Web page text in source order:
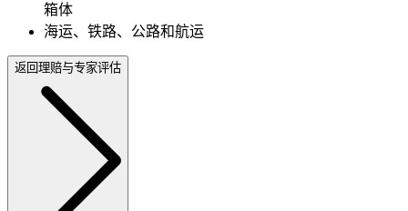
箱体
海运、铁路、公路和航运
返回理赔与专家评估